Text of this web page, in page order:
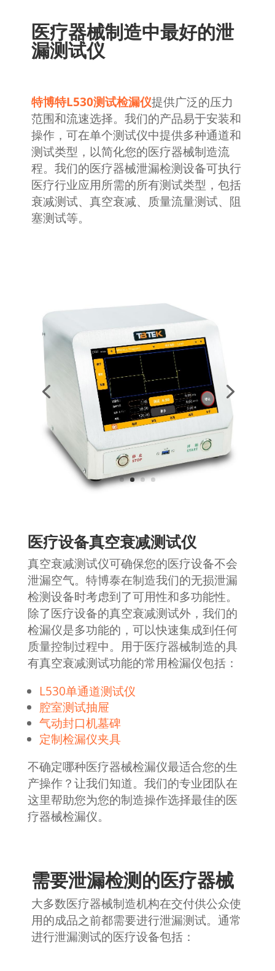
医疗器械制造中最好的泄
漏测试仪
特博特L530测试检漏仪提供广泛的压力
范围和流速选择。我们的产品易于安装和
操作，可在单个测试仪中提供多种通道和
测试类型，以简化您的医疗器械制造流
程。我们的医疗器械泄漏检测设备可执行
医疗行业应用所需的所有测试类型，包括
衰减测试、真空衰减、质量流量测试、阻
塞测试等。
医疗设备真空衰减测试仪
真空衰减测试仪可确保您的医疗设备不会
泄漏空气。特博泰在制造我们的无损泄漏
检测设备时考虑到了可用性和多功能性。
除了医疗设备的真空衰减测试外，我们的
检漏仪是多功能的，可以快速集成到任何
质量控制过程中。用于医疗器械制造的具
有真空衰减测试功能的常用检漏仪包括：
L530单通道测试仪
腔室测试抽屉
气动封口机墓碑
定制检漏仪夹具
不确定哪种医疗器械检漏仪最适合您的生
产操作？让我们知道。我们的专业团队在
这里帮助您为您的制造操作选择最佳的医
疗器械检漏仪。
需要泄漏检测的医疗器械
大多数医疗器械制造机构在交付供公众使
用的成品之前都需要进行泄漏测试。通常
进行泄漏测试的医疗设备包括：